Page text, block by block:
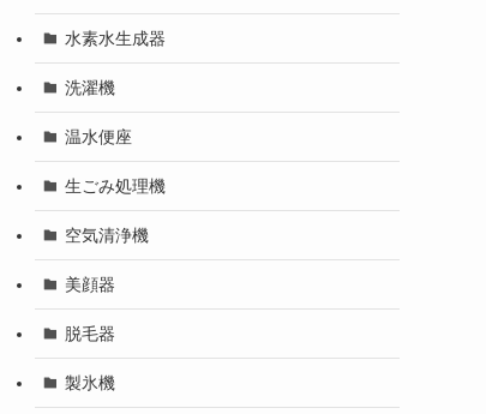
水素水生成器
洗濯機
温水便座
生ごみ処理機
空気清浄機
美顔器
脱毛器
製氷機